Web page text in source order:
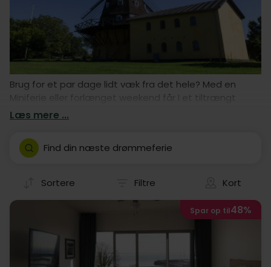
Brug for et par dage lidt væk fra det hele? Med en
Miniferie eller forlænget weekend får I et tiltrængt
pusterum, nye indtryk og gode muligheder for at dyrke
tag afsted på en skøn Miniferie.
Læs mere ...
Find din næste drømmeferie
Sortere Filtre Kort
Spar op til48%